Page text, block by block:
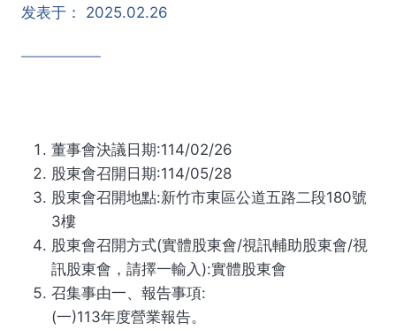
发表于： 2025.02.26
董事會決議日期:114/02/26
股東會召開日期:114/05/28
股東會召開地點:新竹市東區公道五路二段180號
3樓
股東會召開方式(實體股東會/視訊輔助股東會/視
訊股東會，請擇一輸入):實體股東會
召集事由一、報告事項:
(一)113年度營業報告。